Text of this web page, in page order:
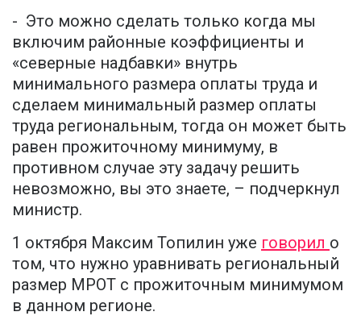
- Это можно сделать только когда мы
включим районные коэффициенты и
«северные надбавки» внутрь
минимального размера оплаты труда и
сделаем минимальный размер оплаты
труда региональным, тогда он может быть
равен прожиточному минимуму, в
противном случае эту задачу решить
невозможно, вы это знаете, – подчеркнул
министр.
1 октября Максим Топилин уже говорил о
том, что нужно уравнивать региональный
размер МРОТ с прожиточным минимумом
в данном регионе.